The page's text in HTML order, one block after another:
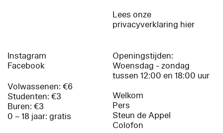
Lees onze
privacyverklaring hier
Instagram
Facebook
Volwassenen: €6
Studenten: €3
Buren: €3
0 – 18 jaar: gratis
Openingstijden:
Woensdag - zondag
tussen 12:00 en 18:00 uur
Welkom
Pers
Steun de Appel
Colofon